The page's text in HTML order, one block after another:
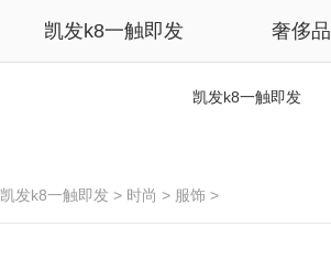
凯发k8一触即发 奢侈品
凯发k8一触即发
凯发k8一触即发 > 时尚 > 服饰 >